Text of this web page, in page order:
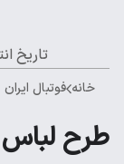
تاریخ
خانه فوتبال ایران
طرح لباس